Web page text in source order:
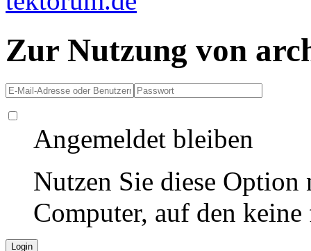
Zur Nutzung von
Angemeldet bleiben
Nutzen Sie diese
Computer, auf den